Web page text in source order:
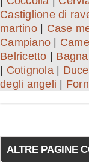
Castiglione di
martino| Case
Campiano
Belricetto
Cotignola|
degli angeli
ALTRE PAGINE